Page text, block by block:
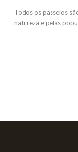
Todos os passeios
natureza e pelas